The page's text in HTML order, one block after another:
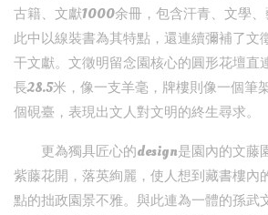
古籍、文獻1000余冊，包含汗青、文學、
此中以線裝書為其特點，還連續彌補了文
干文獻。文徵明留念園核心的圓形花壇直
長28.5米，像一支羊毫，牌樓則像一個筆
個硯臺，表現出文人對文明的終生尋求。
更為獨具匠心的design是園內的文藤
紫藤花開，落英絢麗，使人想到藏書樓內
點的拙政園景不雅。與此連為一體的孫武